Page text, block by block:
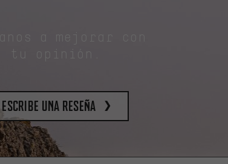
tu opinión.
escribe una reseña